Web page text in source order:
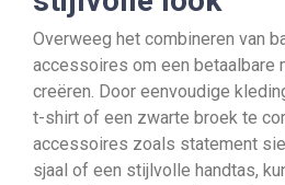
Overweeg het combineren van
accessoires om een betaalbare
creëren. Door eenvoudige
t-shirt of een zwarte broek te
accessoires zoals statement
sjaal of een stijlvolle handtas,